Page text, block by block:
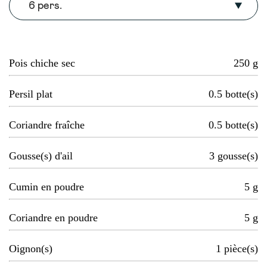
6 pers.
Pois chiche sec 250 g
Persil plat 0.5 botte(s)
Coriandre fraîche 0.5 botte(s)
Gousse(s) d'ail 3 gousse(s)
Cumin en poudre 5 g
Coriandre en poudre 5 g
Oignon(s) 1 pièce(s)